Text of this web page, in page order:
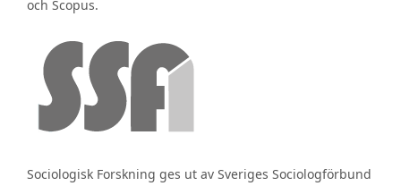
och Scopus.
Sociologisk Forskning ges ut av Sveriges Sociologförbund